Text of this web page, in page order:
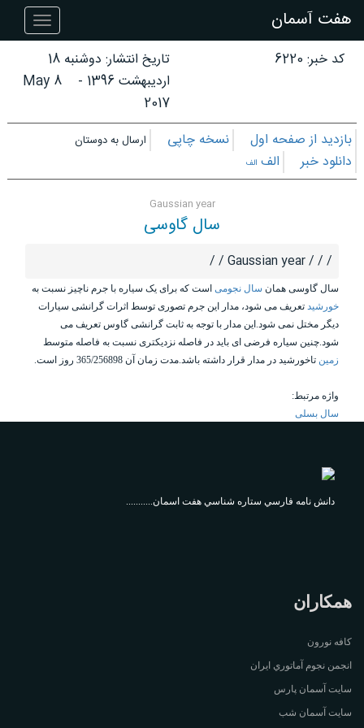
هفت
آسمان
هفت آسمان
کد خبر: 6220 تاریخ انتشار:
دوشنبه 18
اردیبهشت 1396
-
8 May
2017
بازدید از صفحه اول
نسخه چاپی ارسال به دوستان
دانلود خبر الف الف
Gaussian year
سال گاوسی
/ / / Gaussian year / /
سال گاوسی همان سال نجومی است که برای یک سیاره با جرم ناچیز نسبت به
خورشیدتعریف می شود، مدار این جرم تصوری توسط اثرات گرانشی سیارات
دیگر مختل نمی شود.این مدار با توجه به ثابت گرانشی گاوس تعریف می
شود.چنین سیاره فرضی ای باید در فاصله نزدیکتری نسبت به فاصله متوسط
زمین تاخورشید در مدار قرار داشته باشد.مدت زمان آن 365/256898 روز است.
واژه مرتبط:
سال بسلی
دانش نامه فارسي ستاره شناسي هفت اسمان...........
همکاران
کافه نورون
انجمن نجوم آماتوري ايران
سايت آسمان پارس
سايت آسمان شب